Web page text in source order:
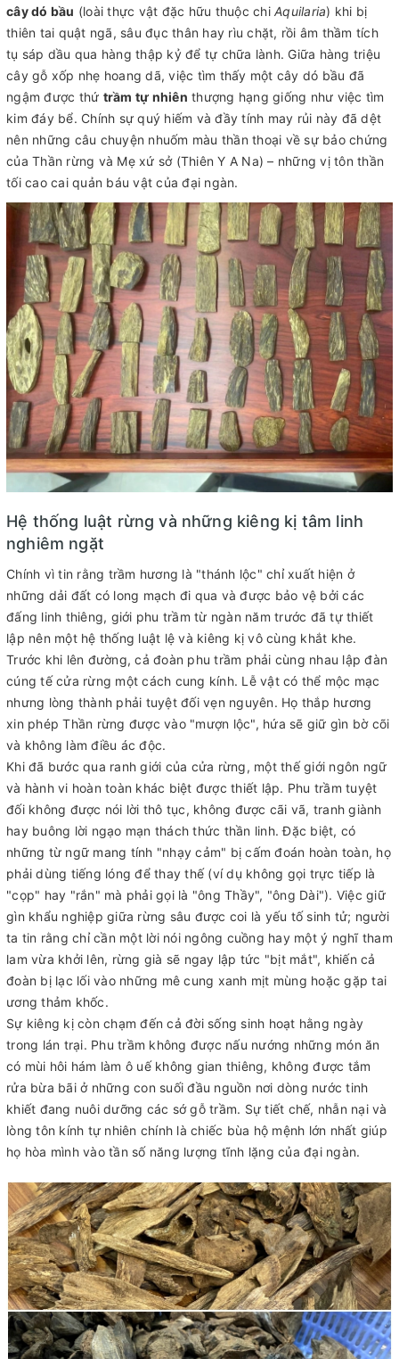
cây dó bầu (loài thực vật đặc hữu thuộc chi Aquilaria) khi bị
thiên tai quật ngã, sâu đục thân hay rìu chặt, rồi âm thầm tích
tụ sáp dầu qua hàng thập kỷ để tự chữa lành. Giữa hàng triệu
cây gỗ xốp nhẹ hoang dã, việc tìm thấy một cây dó bầu đã
ngậm được thứ trầm tự nhiên thượng hạng giống như việc tìm
kim đáy bể. Chính sự quý hiếm và đầy tính may rủi này đã dệt
nên những câu chuyện nhuốm màu thần thoại về sự bảo chứng
của Thần rừng và Mẹ xứ sở (Thiên Y A Na) – những vị tôn thần
tối cao cai quản báu vật của đại ngàn.
Hệ thống luật rừng và những kiêng kị tâm linh
nghiêm ngặt
Chính vì tin rằng trầm hương là "thánh lộc" chỉ xuất hiện ở
những dải đất có long mạch đi qua và được bảo vệ bởi các
đấng linh thiêng, giới phu trầm từ ngàn năm trước đã tự thiết
lập nên một hệ thống luật lệ và kiêng kị vô cùng khắt khe.
Trước khi lên đường, cả đoàn phu trầm phải cùng nhau lập đàn
cúng tế cửa rừng một cách cung kính. Lễ vật có thể mộc mạc
nhưng lòng thành phải tuyệt đối vẹn nguyên. Họ thắp hương
xin phép Thần rừng được vào "mượn lộc", hứa sẽ giữ gìn bờ cõi
và không làm điều ác độc.
Khi đã bước qua ranh giới của cửa rừng, một thế giới ngôn ngữ
và hành vi hoàn toàn khác biệt được thiết lập. Phu trầm tuyệt
đối không được nói lời thô tục, không được cãi vã, tranh giành
hay buông lời ngạo mạn thách thức thần linh. Đặc biệt, có
những từ ngữ mang tính "nhạy cảm" bị cấm đoán hoàn toàn, họ
phải dùng tiếng lóng để thay thế (ví dụ không gọi trực tiếp là
"cọp" hay "rắn" mà phải gọi là "ông Thầy", "ông Dài"). Việc giữ
gìn khẩu nghiệp giữa rừng sâu được coi là yếu tố sinh tử; người
ta tin rằng chỉ cần một lời nói ngông cuồng hay một ý nghĩ tham
lam vừa khởi lên, rừng già sẽ ngay lập tức "bịt mắt", khiến cả
đoàn bị lạc lối vào những mê cung xanh mịt mùng hoặc gặp tai
ương thảm khốc.
Sự kiêng kị còn chạm đến cả đời sống sinh hoạt hằng ngày
trong lán trại. Phu trầm không được nấu nướng những món ăn
có mùi hôi hám làm ô uế không gian thiêng, không được tắm
rửa bừa bãi ở những con suối đầu nguồn nơi dòng nước tinh
khiết đang nuôi dưỡng các sớ gỗ trầm. Sự tiết chế, nhẫn nại và
lòng tôn kính tự nhiên chính là chiếc bùa hộ mệnh lớn nhất giúp
họ hòa mình vào tần số năng lượng tĩnh lặng của đại ngàn.